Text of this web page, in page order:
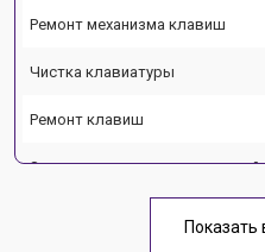
Ремонт механизма клавиш
Чистка клавиатуры
Ремонт клавиш
Замена клавиш и уплотнителей
Показать